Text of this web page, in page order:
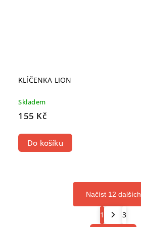
KLÍČENKA LION
Skladem
155 Kč
Do košíku
Načíst 12 dalších
1
3